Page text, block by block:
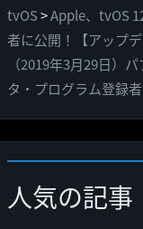
テ
ゴ
リ
ー
tvOS>Apple、tvOS
者に公開！【アップ
（2019年3月29日）
タ・プログラム登録
人気の記事